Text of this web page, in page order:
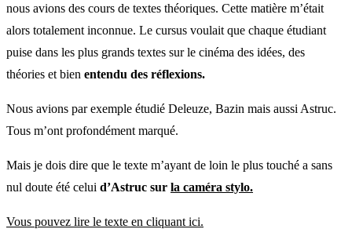
nous avions des cours de textes théoriques. Cette matière m’était
alors totalement inconnue. Le cursus voulait que chaque étudiant
puise dans les plus grands textes sur le cinéma des idées, des
théories et bien entendu des réflexions.
Nous avions par exemple étudié Deleuze, Bazin mais aussi Astruc.
Tous m’ont profondément marqué.
Mais je dois dire que le texte m’ayant de loin le plus touché a sans
nul doute été celui d’Astruc sur la caméra stylo.
Vous pouvez lire le texte en cliquant ici.